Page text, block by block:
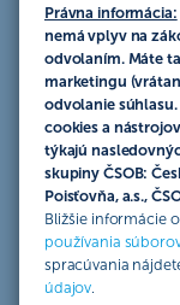
Právna informácia:
nemá vplyv na
odvolaním. Máte
marketingu
odvolanie
cookies a
týkajú
skupiny ČSOB:
Poisťovňa, a.s.,
Bližšie informácie
používania
spracúvania
údajov
Podmienky
Súťaž je určená
sa
„Hrajte
emailu,
a